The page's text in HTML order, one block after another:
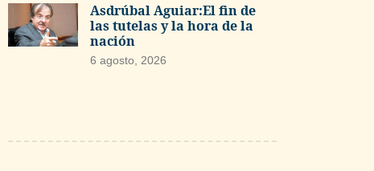
Asdrúbal Aguiar:El fin de
las tutelas y la hora de la
nación
6 agosto, 2026